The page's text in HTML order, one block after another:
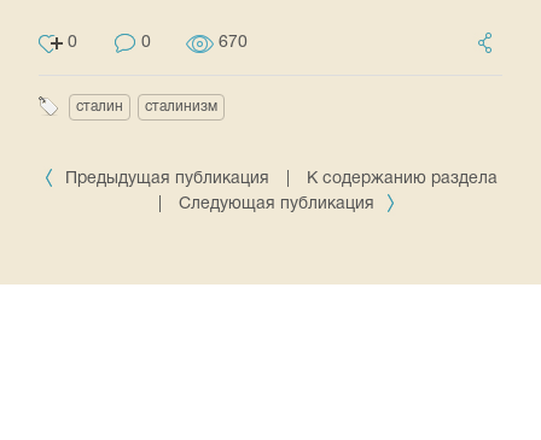
0 0 670
сталин сталинизм
Предыдущая публикация
К содержанию раздела
Следующая публикация